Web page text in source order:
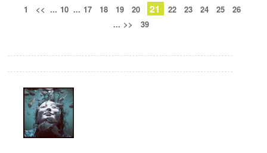
1
<< ... 10 ... 17 18 19 20 21 22 23 24 25
26
... >> 39